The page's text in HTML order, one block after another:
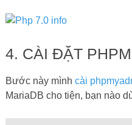
4. CÀI ĐẶT
Bước này mình cài
MariaDB cho tiện, bạn nào